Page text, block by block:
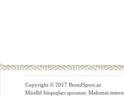
Copyright © 2017 BrendSport.az
Müəllif hüquqları qorunur. Məlumat